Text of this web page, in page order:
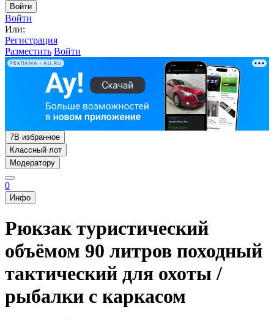
Войти
Войти
Или:
Регистрация
Разместить Войти
РЕКЛАМА • AU.RU
7В избранное
Классный лот
Модератору
0
Инфо
Рюкзак туристический
объёмом 90 литров походный
тактический для охоты /
рыбалки с каркасом